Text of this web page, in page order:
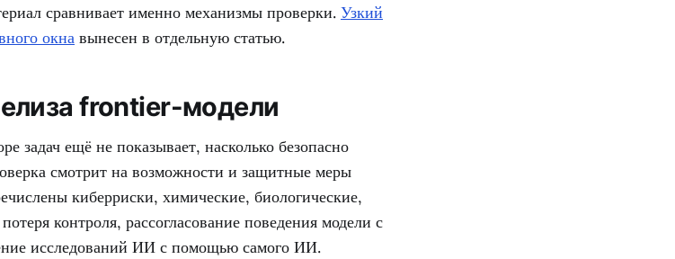
сравнивает именно механизмы проверки. Узкий
окна вынесен в отдельную статью.
frontier-модели
задач ещё не показывает, насколько безопасно
смотрит на возможности и защитные меры
киберриски, химические, биологические,
контроля, рассогласование поведения модели с
исследований ИИ с помощью самого ИИ.